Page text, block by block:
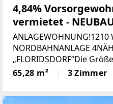
4,84%
vermietet -
aufgeteilte 3
(Top 13) Inklusive
ANLAGEWOHNUNG!1210
NORDBAHNANLAGE
„FLORIDSDORF“Die
Verbindung mit
Bauqualität (STRABAG)
65,28 m² 3 Zimmer